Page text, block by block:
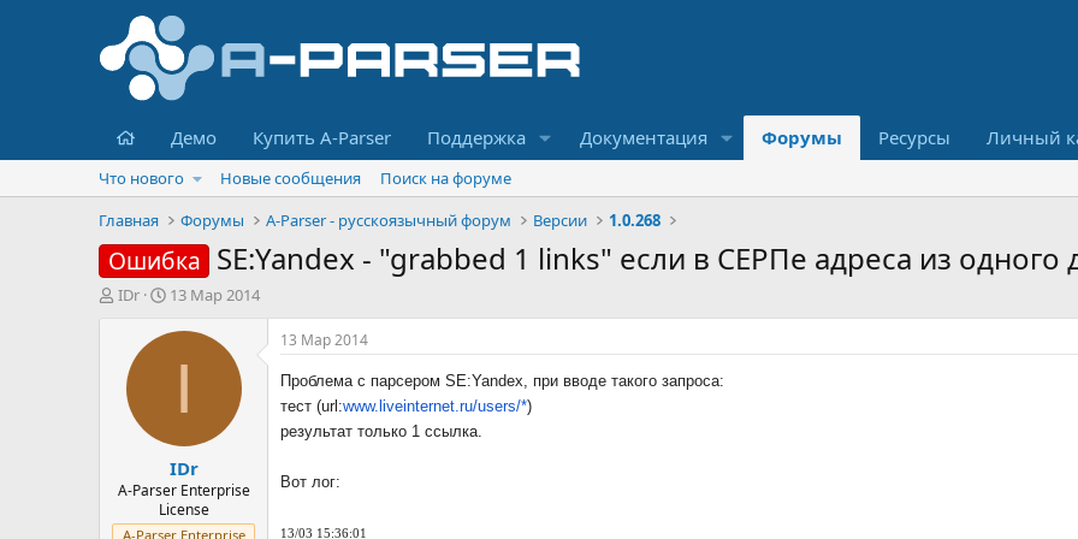
Главная
Демо Купить A-Parser Поддержка Документация Форумы Ресурсы Личный
Что нового Новые сообщения
Поиск на форуме
Главная
Форумы A-Parser - русскоязычный форум Версии 1.0.268
Ошибка SE:Yandex - "grabbed 1 links" если в СЕРПе адреса из одного
А
IDr
Д
т
а
л
а
13 Мар 2014
I
IDr
A-Parser Enterprise
License
A-Parser Enterprise
13 Мар 2014
Проблема с парсером SE:Yandex, при вводе такого запроса:
тест (url:www.liveinternet.ru/users/*)
результат только 1 ссылка.
Вот лог:
13/03 15:36:01